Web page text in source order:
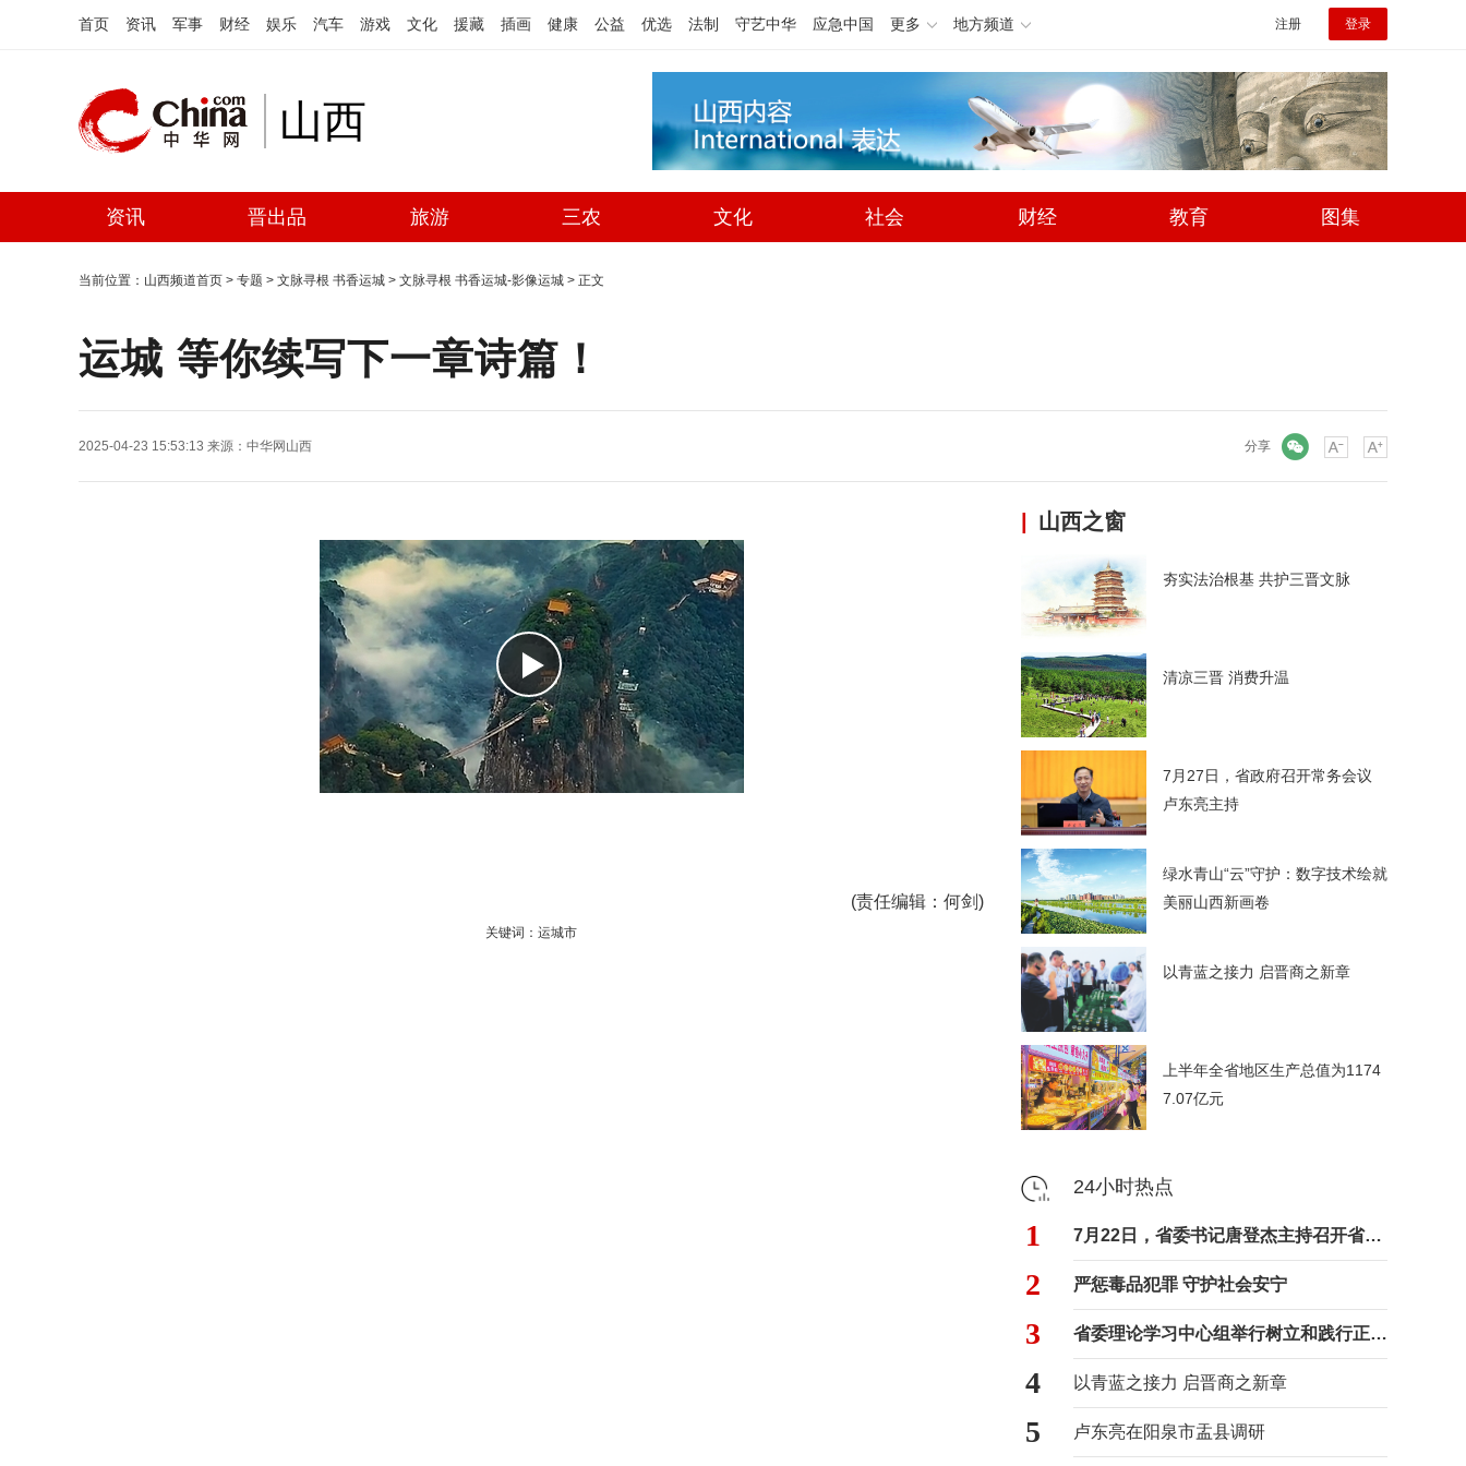
首页 资讯 军事 财经 娱乐 汽车 游戏 文化 援藏 插画 健康 公益 优选 法制 守艺中华 应急中国 更多 地方频道 注册 登录
山西
资讯 晋出品 旅游 三农 文化 社会 财经 教育 图集
当前位置： 山西频道首页 > 专题 > 文脉寻根 书香运城 > 文脉寻根 书香运城-影像运城 > 正文
运城 等你续写下一章诗篇！
2025-04-23 15:53:13 来源： 中华网山西 分享
(责任编辑 ：何剑)
关键词：运城市
山西之窗
夯实法治根基 共护三晋文脉
清凉三晋 消费升温
7月27日，省政府召开常务会议
卢东亮主持
绿水青山“云”守护：数字技术绘就
美丽山西新画卷
以青蓝之接力 启晋商之新章
上半年全省地区生产总值为1174
7.07亿元
24小时热点
1 7月22日，省委书记唐登杰主持召开省委常委会会议
2 严惩毒品犯罪 守护社会安宁
3 省委理论学习中心组举行树立和践行正确政绩观学习教育专题学习会
4 以青蓝之接力 启晋商之新章
5 卢东亮在阳泉市盂县调研